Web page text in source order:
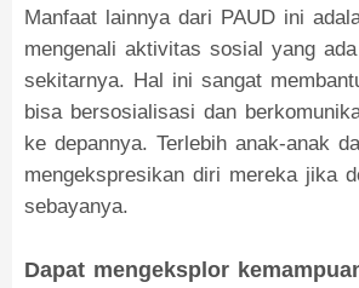
Manfaat lainnya dari PAUD ini
mengenali aktivitas sosial yang
sekitarnya. Hal ini sangat
bisa bersosialisasi dan
ke depannya. Terlebih anak-anak
mengekspresikan diri mereka jika
sebayanya.
Dapat mengeksplor